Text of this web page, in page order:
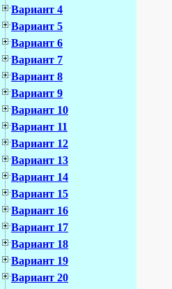
Вариант 4
Вариант 5
Вариант 6
Вариант 7
Вариант 8
Вариант 9
Вариант 10
Вариант 11
Вариант 12
Вариант 13
Вариант 14
Вариант 15
Вариант 16
Вариант 17
Вариант 18
Вариант 19
Вариант 20